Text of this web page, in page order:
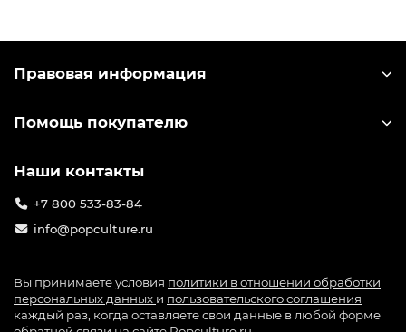
Правовая информация
Помощь покупателю
Наши контакты
+7 800 533-83-84
info@popculture.ru
Вы принимаете условия политики в отношении обработки
персональных данных и пользовательского соглашения
каждый раз, когда оставляете свои данные в любой форме